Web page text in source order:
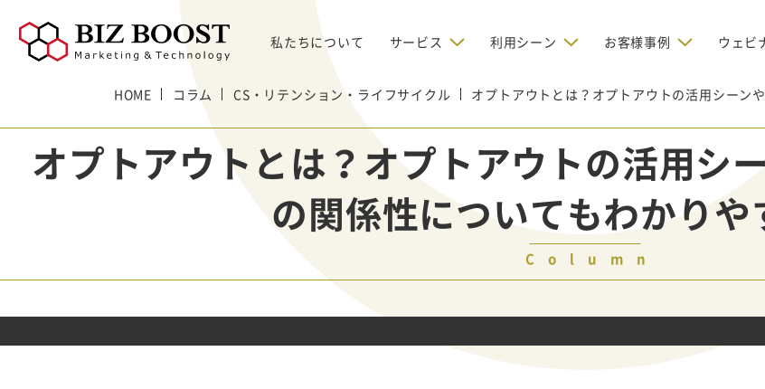
私たちについて サービス
デジタルマーケティング
コンサルティングサ
ービス
BtoBマーケティ
リード獲得
BtoB Webサイト
制作
BtoBコンテンツ
メディアプロモー
リード醸成
デジタルリクルーティング
OMリクルーティン
グ
利用シーン
Webからの問い合わせを増やしたい
セミナー/ウェビナーの集客を増や
したい
BtoBのテレマーケティングで成果を
出したい
BtoBのリスティング広告で成果を上
BtoBのインターネ
新規開拓の営業力
採用コストを削減
向け）
営業が疲弊する「
お客様事例
デジタルマーケティング
ウェビナー支援
イベントマーケティング
座談会
トレーラーハウスの認知度向上と文
化形成を目指して効果的なメールマ
ガジン配信の仕組みをMAで構築
営業の成果を最大化す
ルマーケティング：成
ルな事例に学ぶ
ウェビ
プロダクト & SaaS
戦略・マネジメント
デジタル施策 & チャネル
組織・パートナー & 法務
営業 & セールスオペ
HOME コラム CS・リテンション・ライフサイクル オプトアウトとは？オプトアウトの活用シーン
オプトアウトとは？オプトアウトの活用シ
の関係性についてもわかりや
Column